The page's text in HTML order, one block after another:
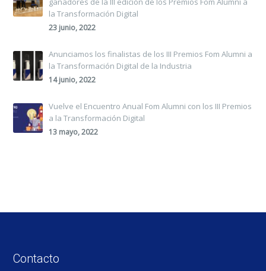
la Transformación Digital
23 junio, 2022
Anunciamos los finalistas de los III Premios Fom Alumni a
la Transformación Digital de la Industria
14 junio, 2022
Vuelve el Encuentro Anual Fom Alumni con los III Premios
a la Transformación Digital
13 mayo, 2022
Contacto